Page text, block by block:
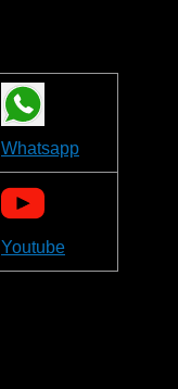
Whatsapp
Youtube